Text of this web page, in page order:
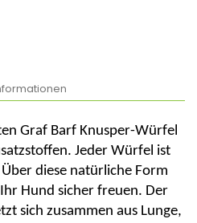
Graf Barf Knusper-Würfel
Jeder Würfel ist
diese natürliche Form
Hund sicher freuen. Der
sich zusammen aus Lunge,